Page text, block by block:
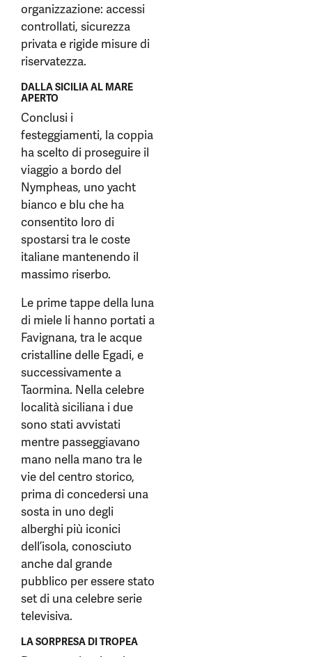
organizzazione: accessi
controllati, sicurezza
privata e rigide misure di
riservatezza.
DALLA SICILIA AL MARE
APERTO
Conclusi i
festeggiamenti, la coppia
ha scelto di proseguire il
viaggio a bordo del
Nympheas, uno yacht
bianco e blu che ha
consentito loro di
spostarsi tra le coste
italiane mantenendo il
massimo riserbo.
Le prime tappe della luna
di miele li hanno portati a
Favignana, tra le acque
cristalline delle Egadi, e
successivamente a
Taormina. Nella celebre
località siciliana i due
sono stati avvistati
mentre passeggiavano
mano nella mano tra le
vie del centro storico,
prima di concedersi una
sosta in uno degli
alberghi più iconici
dell’isola, conosciuto
anche dal grande
pubblico per essere stato
set di una celebre serie
televisiva.
LA SORPRESA DI TROPEA